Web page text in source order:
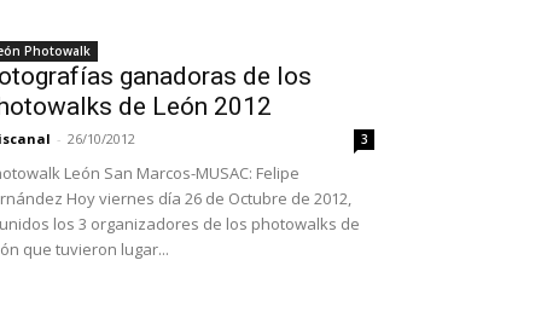
Photowalk
ganadoras de los
de León 2012
- 26/10/2012 3
León San Marcos-MUSAC: Felipe
Hoy viernes día 26 de Octubre de 2012,
los 3 organizadores de los photowalks de
que tuvieron lugar...